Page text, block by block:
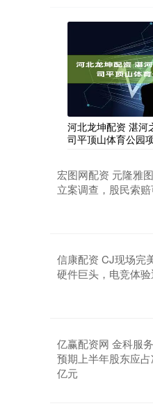
河北龙坤配资 湛河
司平顶山体育公园
宏图网配资 元隆雅
立案调查，股民索
信康配资 CJ现场完
硬件巨头，电竞体验
亿赢配资网 金科服
预期上半年股东应
亿元